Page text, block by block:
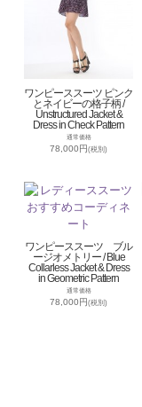
ワンピーススーツ ピンク
とネイビーの格子柄 /
Unstructured Jacket &
Dress in Check Pattern
通常価格
78,000円(税別)
ワンピーススーツ ブル
ージオメトリー / Blue
Collarless Jacket & Dress
in Geometric Pattern
通常価格
78,000円(税別)